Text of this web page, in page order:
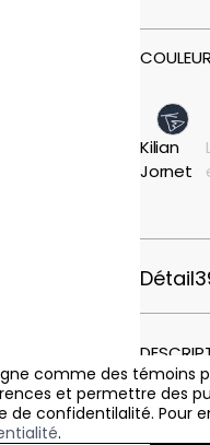
COULEUR
Kilian
Jornet
Détail
comme des témoins
et permettre des
confidentilalité. Pour
.